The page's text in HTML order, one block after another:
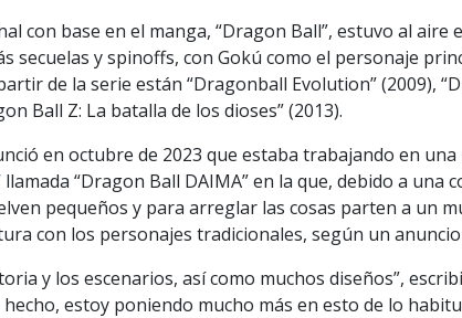
con base en el manga, “Dragon Ball”, estuvo al aire
secuelas y spinoffs, con Gokú como el personaje
de la serie están “Dragonball Evolution” (2009),
Ball Z: La batalla de los dioses” (2013).
en octubre de 2023 que estaba trabajando en
llamada “Dragon Ball DAIMA” en la que, debido a una
pequeños y para arreglar las cosas parten a un
con los personajes tradicionales, según un
y los escenarios, así como muchos diseños”,
hecho, estoy poniendo mucho más en esto de lo